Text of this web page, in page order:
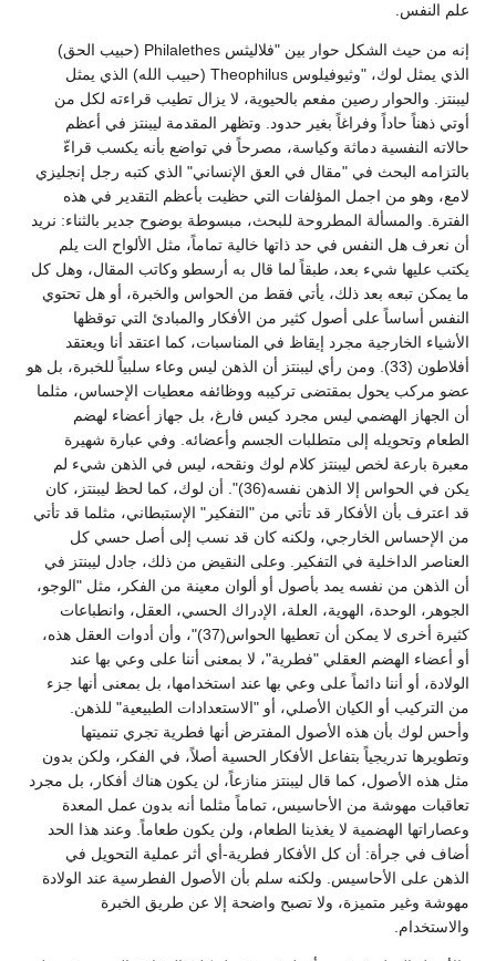
علم النفس.
إنه من حيث الشكل حوار بين "فلاليثس Philalethes (حبيب الحق)
الذي يمثل لوك، "وثيوفيلوس Theophilus (حبيب الله) الذي يمثل
ليبنتز. والحوار رصين مفعم بالحيوية، لا يزال تطيب قراءته لكل من
أوتي ذهناً حاداً وفراغاً بغير حدود. وتظهر المقدمة ليبنتز في أعظم
حالاته النفسية دماثة وكياسة، مصرحاً في تواضع بأنه يكسب قراءّ
بالتزامه البحث في "مقال في العق الإنساني" الذي كتبه رجل إنجليزي
لامع، وهو من اجمل المؤلفات التي حظيت بأعظم التقدير في هذه
الفترة. والمسألة المطروحة للبحث، مبسوطة بوضوح جدير بالثناء: نريد
أن نعرف هل النفس في حد ذاتها خالية تماماً، مثل الألواح الت يلم
يكتب عليها شيء بعد، طبقاً لما قال به أرسطو وكاتب المقال، وهل كل
ما يمكن تبعه بعد ذلك، يأتي فقط من الحواس والخبرة، أو هل تحتوي
النفس أساساً على أصول كثير من الأفكار والمبادئ التي توقظها
الأشياء الخارجية مجرد إيقاظ في المناسبات، كما اعتقد أنا ويعتقد
أفلاطون (33). ومن رأي ليبنتز أن الذهن ليس وعاء سلبياً للخبرة، بل هو
عضو مركب يحول بمقتضى تركيبه ووظائفه معطيات الإحساس، مثلما
أن الجهاز الهضمي ليس مجرد كيس فارغ، بل جهاز أعضاء لهضم
الطعام وتحويله إلى متطلبات الجسم وأعضائه. وفي عبارة شهيرة
معبرة بارعة لخص ليبنتز كلام لوك ونقحه، ليس في الذهن شيء لم
يكن في الحواس إلا الذهن نفسه(36)". أن لوك، كما لحظ ليبنتز، كان
قد اعترف بأن الأفكار قد تأتي من "التفكير" الإستبطاني، مثلما قد تأتي
من الإحساس الخارجي، ولكنه كان قد نسب إلى أصل حسي كل
العناصر الداخلية في التفكير. وعلى النقيض من ذلك، جادل ليبنتز في
أن الذهن من نفسه يمد بأصول أو ألوان معينة من الفكر، مثل "الوجو،
الجوهر، الوحدة، الهوية، العلة، الإدراك الحسي، العقل، وانطباعات
كثيرة أخرى لا يمكن أن تعطيها الحواس(37)"، وأن أدوات العقل هذه،
أو أعضاء الهضم العقلي "فطرية"، لا بمعنى أننا على وعي بها عند
الولادة، أو أننا دائماً على وعي بها عند استخدامها، بل بمعنى أنها جزء
من التركيب أو الكيان الأصلي، أو "الاستعدادات الطبيعية" للذهن.
وأحس لوك بأن هذه الأصول المفترض أنها فطرية تجري تنميتها
وتطويرها تدريجياً بتفاعل الأفكار الحسية أصلاً، في الفكر، ولكن بدون
مثل هذه الأصول، كما قال ليبنتز منازعاً، لن يكون هناك أفكار، بل مجرد
تعاقبات مهوشة من الأحاسيس، تماماً مثلما أنه بدون عمل المعدة
وعصاراتها الهضمية لا يغذينا الطعام، ولن يكون طعاماً. وعند هذا الحد
أضاف في جرأة: أن كل الأفكار فطرية-أي أثر عملية التحويل في
الذهن على الأحاسيس. ولكنه سلم بأن الأصول الفطرسية عند الولادة
مهوشة وغير متميزة، ولا تصبح واضحة إلا عن طريق الخبرة
والاستخدام.